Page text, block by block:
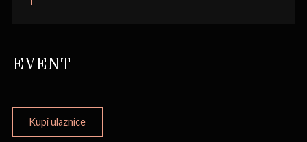
EVENT
Kupi ulaznice